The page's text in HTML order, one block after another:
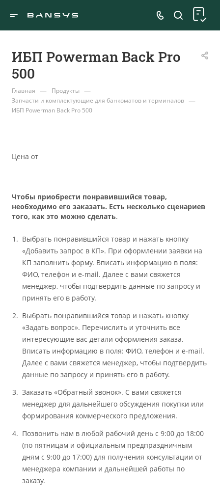
ИБП Powerman Back Pro
500
Главная — Продукты —
Запчасти и комплектующие для банкоматов и терминалов —
ИБП Powerman Back Pro 500
Цена от
Чтобы приобрести понравившийся товар,
необходимо его заказать. Есть несколько сценариев
того, как это можно сделать.
Выбрать понравившийся товар и нажать кнопку
«Добавить запрос в КП». При оформлении заявки на
КП заполнить форму. Вписать информацию в поля:
ФИО, телефон и e-mail. Далее с вами свяжется
менеджер, чтобы подтвердить данные по запросу и
принять его в работу.
Выбрать понравившийся товар и нажать кнопку
«Задать вопрос». Перечислить и уточнить все
интересующие вас детали оформления заказа.
Вписать информацию в поля: ФИО, телефон и e-mail.
Далее с вами свяжется менеджер, чтобы подтвердить
данные по запросу и принять его в работу.
Заказать «Обратный звонок». С вами свяжется
менеджер для дальнейшего обсуждения покупки или
формирования коммерческого предложения.
Позвонить нам в любой рабочий день с 9:00 до 18:00
(по пятницам и официальным предпраздничным
дням с 9:00 до 17:00) для получения консультации от
менеджера компании и дальнейшей работы по
заказу.